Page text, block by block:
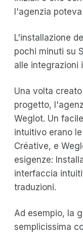
l'agenzia
L'installazione
pochi minuti su
alle integrazioni
Una volta
progetto,
Weglot. Un
intuitivo erano
Créative, e
esigenze:
interfaccia
traduzioni.
Ad esempio, la
semplicissima